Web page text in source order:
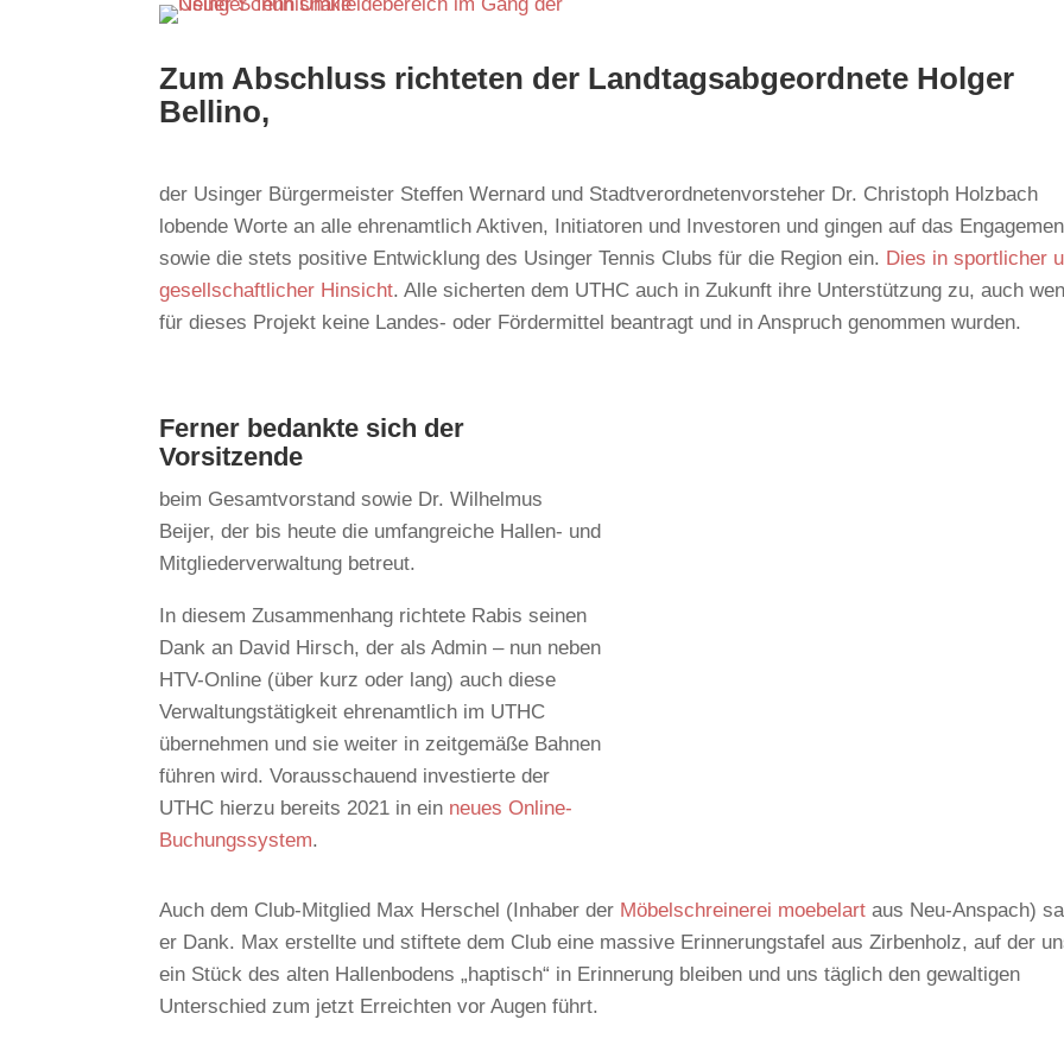
Zum Abschluss richteten der Landtagsabgeordnete Holger
Bellino,
der Usinger Bürgermeister Steffen Wernard und Stadtverordnetenvorsteher Dr. Christoph Holzbach
lobende Worte an alle ehrenamtlich Aktiven, Initiatoren und Investoren und gingen auf das
sowie die stets positive Entwicklung des Usinger Tennis Clubs für die Region ein. Dies in sportlicher
gesellschaftlicher Hinsicht. Alle sicherten dem UTHC auch in Zukunft ihre Unterstützung zu, auch
für dieses Projekt keine Landes- oder Fördermittel beantragt und in Anspruch genommen wurden.
Ferner bedankte sich der
Vorsitzende
beim Gesamtvorstand sowie Dr. Wilhelmus
Beijer, der bis heute die umfangreiche Hallen- und
Mitgliederverwaltung betreut.
In diesem Zusammenhang richtete Rabis seinen
Dank an David Hirsch, der als Admin – nun neben
HTV-Online (über kurz oder lang) auch diese
Verwaltungstätigkeit ehrenamtlich im UTHC
übernehmen und sie weiter in zeitgemäße Bahnen
führen wird. Vorausschauend investierte der
UTHC hierzu bereits 2021 in ein neues Online-
Buchungssystem.
Auch dem Club-Mitglied Max Herschel (Inhaber der Möbelschreinerei moebelart aus Neu-Anspach)
er Dank. Max erstellte und stiftete dem Club eine massive Erinnerungstafel aus Zirbenholz, auf der
ein Stück des alten Hallenbodens „haptisch“ in Erinnerung bleiben und uns täglich den gewaltigen
Unterschied zum jetzt Erreichten vor Augen führt.